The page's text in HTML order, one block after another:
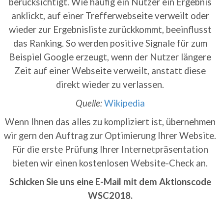
anklickt, auf einer Trefferwebseite verweilt oder
wieder zur Ergebnisliste zurückkommt, beeinflusst
das Ranking. So werden positive Signale für zum
Beispiel Google erzeugt, wenn der Nutzer längere
Zeit auf einer Webseite verweilt, anstatt diese
direkt wieder zu verlassen.
Quelle: Wikipedia
Wenn Ihnen das alles zu kompliziert ist, übernehmen
wir gern den Auftrag zur Optimierung Ihrer Website.
Für die erste Prüfung Ihrer Internetpräsentation
bieten wir einen kostenlosen Website-Check an.
Schicken Sie uns eine E-Mail mit dem Aktionscode
WSC2018.